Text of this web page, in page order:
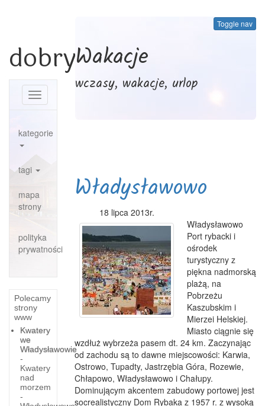
dobrypowiat.pl
Toggle
navigation
kategorie
tagi
mapa
strony
polityka
prywatności
Polecamy
strony
www
Kwatery
we
Władysławowie
-
Kwatery
nad
morzem
-
Toggle nav
Wakacje
wczasy, wakacje, urlop
Władysławowo
18 lipca 2013r.
Władysławowo
Port rybacki i
ośrodek
turystyczny z
piękna nadmorską
plażą, na
Pobrzeżu
Kaszubskim i
Mierzei Helskiej.
Miasto ciągnie się
wzdłuż wybrzeża pasem dt. 24 km. Zaczynając
od zachodu są to dawne miejscowości: Karwia,
Ostrowo, Tupadty, Jastrzębia Góra, Rozewie,
Chłapowo, Władysławowo i Chałupy.
Dominującym akcentem zabudowy portowej jest
socrealistyczny Dom Rybaka z 1957 r. z wysoką